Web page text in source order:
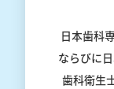
日本歯科
ならびに
歯科衛生